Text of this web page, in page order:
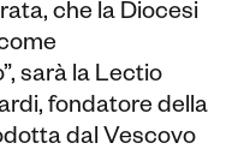
che la Diocesi
sarà la Lectio
fondatore della
dal Vescovo